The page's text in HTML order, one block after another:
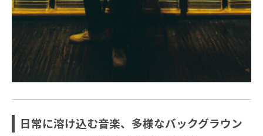
日常に溶け込む音楽、多様なバックグラウン